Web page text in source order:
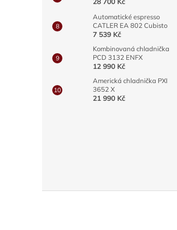
Automatické espresso
CATLER EA 802 Cubisto
7 539 Kč
Kombinovaná chladnička
PCD 3132 ENFX
12 990 Kč
Americká chladnička PXI
3652 X
21 990 Kč